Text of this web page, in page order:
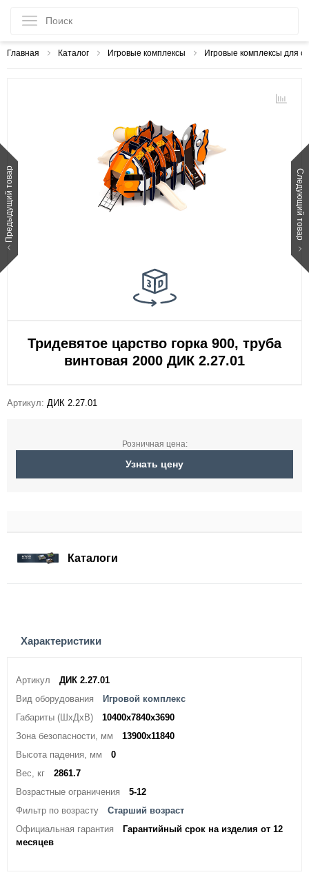
Главная Каталог Игровые комплексы Игровые комплексы для
Предыдущий товар Следующий товар
Тридевятое царство горка 900, труба
винтовая 2000 ДИК 2.27.01
Артикул: ДИК 2.27.01
Розничная цена:
Узнать цену
Каталоги
Характеристики
Артикул
ДИК 2.27.01
Вид оборудования
Игровой комплекс
Габариты (ШхДхВ)
10400х7840х3690
Зона безопасности, мм
13900х11840
Высота падения, мм
0
Вес, кг
2861.7
Возрастные ограничения
5-12
Фильтр по возрасту
Старший возраст
Официальная гарантия
Гарантийный срок на изделия от 12
месяцев